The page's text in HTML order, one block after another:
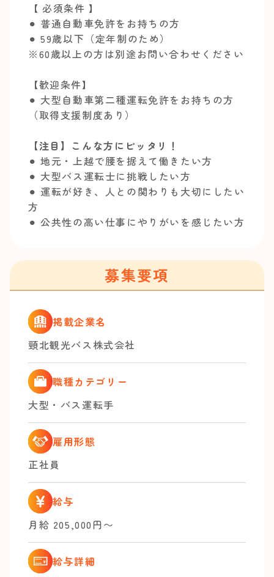
【 必須条件 】
⚫︎ 普通自動車免許をお持ちの方
⚫︎ 59歳以下（定年制のため）
※60歳以上の方は別途お問い合わせください
【歓迎条件】
⚫︎ 大型自動車第二種運転免許をお持ちの方
（取得支援制度あり）
【注目】こんな方にピッタリ！
⚫︎ 地元・上越で腰を据えて働きたい方
⚫︎ 大型バス運転士に挑戦したい方
⚫︎ 運転が好き、人との関わりも大切にしたい
方
⚫︎ 公共性の高い仕事にやりがいを感じたい方
募集要項
掲載企業名
頸北観光バス株式会社
職種カテゴリー
大型・バス運転手
雇用形態
正社員
給与
月給 205,000円〜
給与詳細